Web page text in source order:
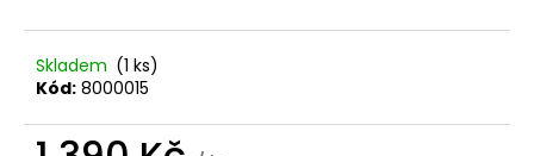
Skladem (1 ks)
Kód: 8000015
D
o